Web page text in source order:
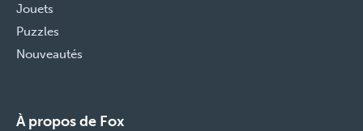
Jouets
Puzzles
Nouveautés
À propos de Fox